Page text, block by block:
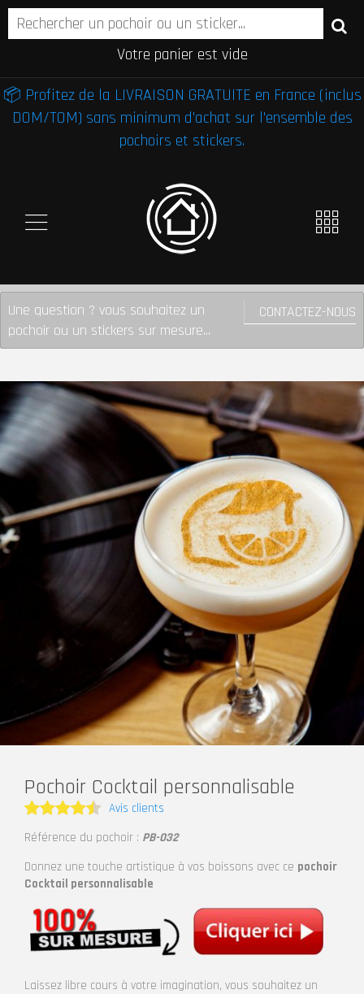
Votre panier est vide
📦 Profitez de la LIVRAISON GRATUITE en France (inclus
DOM/TOM) sans minimum d'achat sur l'ensemble des
pochoirs et stickers.
CONTACTEZ-NOUS
Une question ? vous souhaitez un
pochoir ou un stickers sur mesure...
Pochoir Cocktail personnalisable
Note4.5
Avis clients
Référence du pochoir : PB-032
Donnez une touche artistique à vos boissons avec ce pochoir
Cocktail personnalisable
Laissez libre cours à votre imagination, vous souhaitez un